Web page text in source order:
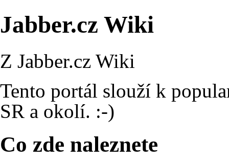
Jabber.cz Wiki
Z Jabber.cz Wiki
Tento portál slouží k
SR a okolí. :-)
Co zde naleznete